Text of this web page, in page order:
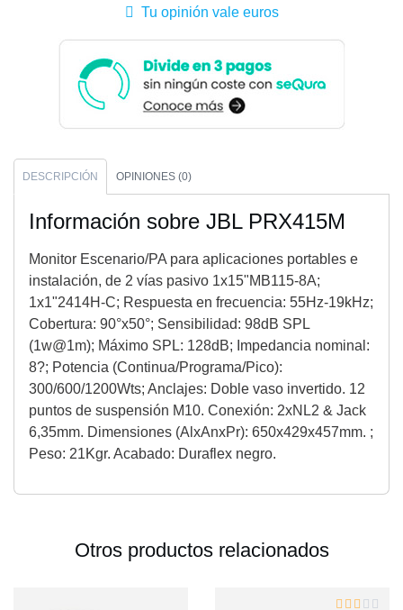
Tu opinión vale euros
DESCRIPCIÓN OPINIONES (0)
Información sobre JBL PRX415M
Monitor Escenario/PA para aplicaciones portables e
instalación, de 2 vías pasivo 1x15"MB115-8A;
1x1"2414H-C; Respuesta en frecuencia: 55Hz-19kHz;
Cobertura: 90°x50°; Sensibilidad: 98dB SPL
(1w@1m); Máximo SPL: 128dB; Impedancia nominal:
8?; Potencia (Continua/Programa/Pico):
300/600/1200Wts; Anclajes: Doble vaso invertido. 12
puntos de suspensión M10. Conexión: 2xNL2 & Jack
6,35mm. Dimensiones (AlxAnxPr): 650x429x457mm. ;
Peso: 21Kgr. Acabado: Duraflex negro.
Otros productos relacionados